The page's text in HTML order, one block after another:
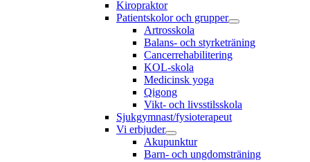
Kiropraktor
Patientskolor och grupper
Artrosskola
Balans- och styrketräning
Cancerrehabilitering
KOL-skola
Medicinsk yoga
Qigong
Vikt- och livsstilsskola
Sjukgymnast/fysioterapeut
Vi erbjuder
Akupunktur
Barn- och ungdomsträning